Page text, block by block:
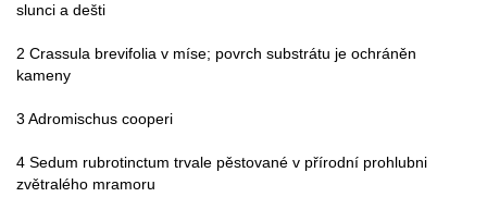
slunci a dešti
2 Crassula brevifolia v míse; povrch substrátu je ochráněn
kameny
3 Adromischus cooperi
4 Sedum rubrotinctum trvale pěstované v přírodní prohlubni
zvětralého mramoru